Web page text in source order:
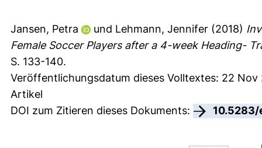
Jansen, Petra und Lehmann, Jennifer (2018)
Female Soccer Players after a 4-week Heading-
S. 133-140.
Veröffentlichungsdatum dieses Volltextes: 22 Nov
Artikel
DOI zum Zitieren dieses Dokuments:
10.5283/